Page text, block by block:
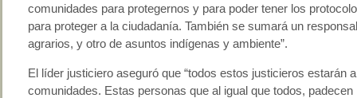
comunidades para protegernos y para poder tener los
para proteger a la ciudadanía. También se sumará un
agrarios, y otro de asuntos indígenas y ambiente”.
El líder justiciero aseguró que “todos estos justicieros estarán
comunidades. Estas personas que al igual que todos,